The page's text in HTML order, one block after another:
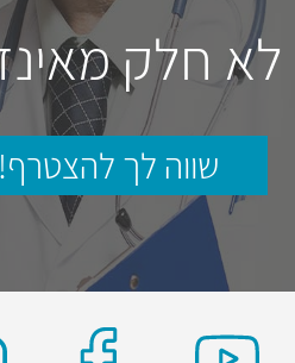
לא חלק
שווה לך להצטרף!